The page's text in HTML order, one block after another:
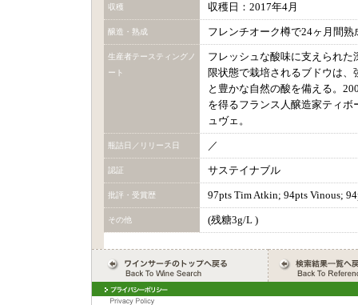
収穫 収穫日：2017年4月
醸造・熟成 フレンチオーク樽で24ヶ月間熟
生産者テースティングノ
ート
フレッシュな酸味に支えられた
限状態で栽培されるブドウは
と豊かな自然の酸を備える。
を得るフランス人醸造家ティ
ュヴェ。
瓶詰日／リリース日 ／
認証 サステイナブル
批評・受賞歴 97pts Tim Atkin; 94pts Vinous;
その他 (残糖3g/L )